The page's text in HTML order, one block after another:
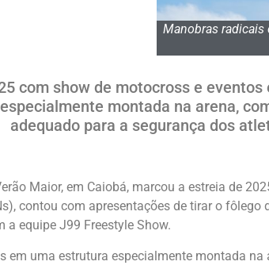
Manobras radicais
com show de motocross e
montada na arena,
adequado para a segurança dos
Maior, em Caiobá, marcou a estreia de
contou com apresentações de tirar o
a equipe J99 Freestyle Show.
uma estrutura especialmente montada